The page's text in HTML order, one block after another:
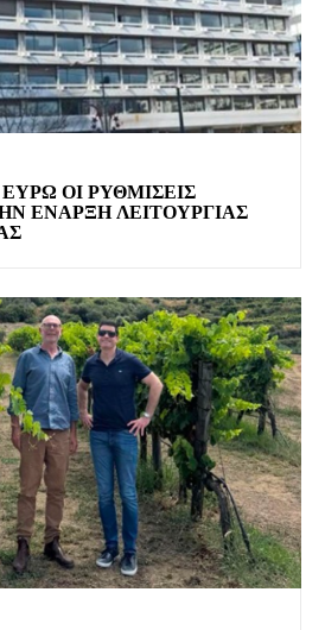
ΟΙ ΡΥΘΜΊΣΕΙΣ
ΈΝΑΡΞΗ ΛΕΙΤΟΥΡΓΊΑΣ